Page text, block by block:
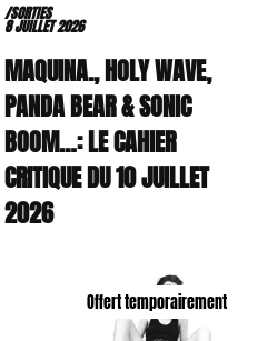
/SORTIES
8 JUILLET 2026
MAQUINA., HOLY WAVE,
PANDA BEAR & SONIC
BOOM…: LE CAHIER
CRITIQUE DU 10 JUILLET
2026
Offert temporairement